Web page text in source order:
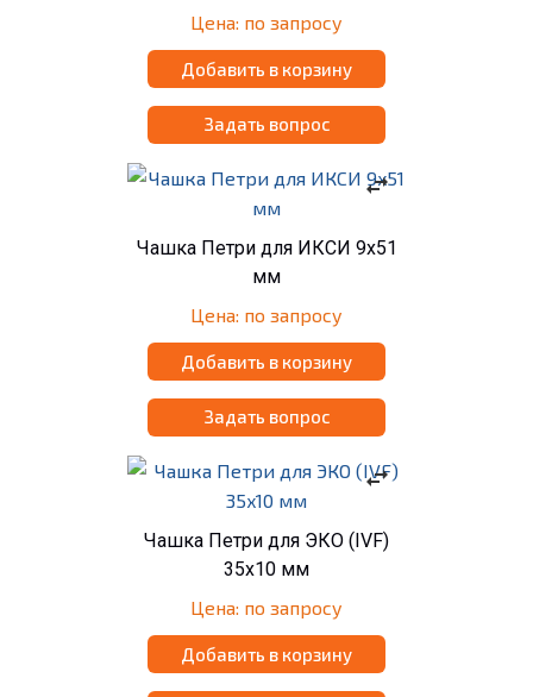
Цена: по запросу
Добавить в корзину
Задать вопрос
swap_horiz
Чашка Петри для ИКСИ 9x51
мм
Цена: по запросу
Добавить в корзину
Задать вопрос
swap_horiz
Чашка Петри для ЭКО (IVF)
35x10 мм
Цена: по запросу
Добавить в корзину